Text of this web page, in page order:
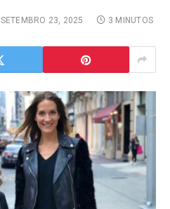
SETEMBRO 23, 2025 3 MINUTOS